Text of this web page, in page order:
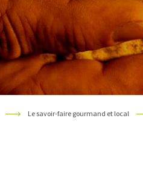
Le savoir-faire gourmand et local